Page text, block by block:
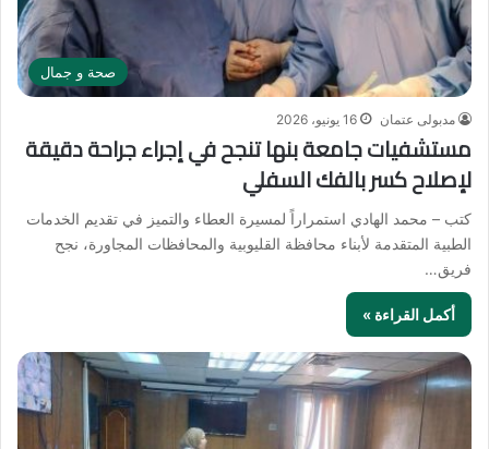
صحة و جمال
مدبولى عتمان 16 يونيو، 2026
مستشفيات جامعة بنها تنجح في إجراء جراحة دقيقة
لإصلاح كسر بالفك السفلي
كتب – محمد الهادي استمراراً لمسيرة العطاء والتميز في تقديم الخدمات
الطبية المتقدمة لأبناء محافظة القليوبية والمحافظات المجاورة، نجح
فريق…
أكمل القراءة »